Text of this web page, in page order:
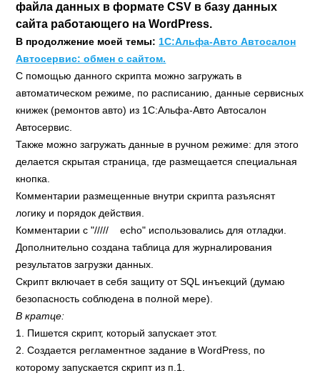
файла данных в формате CSV в базу данных
сайта работающего на WordPress.
В продолжение моей темы: 1С:Альфа-Авто Автосалон
Автосервис: обмен с сайтом.
С помощью данного скрипта можно загружать в
автоматическом режиме, по расписанию, данные сервисных
книжек (ремонтов авто) из 1С:Альфа-Авто Автосалон
Автосервис.
Также можно загружать данные в ручном режиме: для этого
делается скрытая страница, где размещается специальная
кнопка.
Комментарии размещенные внутри скрипта разъяснят
логику и порядок действия.
Комментарии с "///// echo" использовались для отладки.
Дополнительно создана таблица для журналирования
результатов загрузки данных.
Скрипт включает в себя защиту от SQL инъекций (думаю
безопасность соблюдена в полной мере).
В кратце:
1. Пишется скрипт, который запускает этот.
2. Создается регламентное задание в WordPress, по
которому запускается скрипт из п.1.